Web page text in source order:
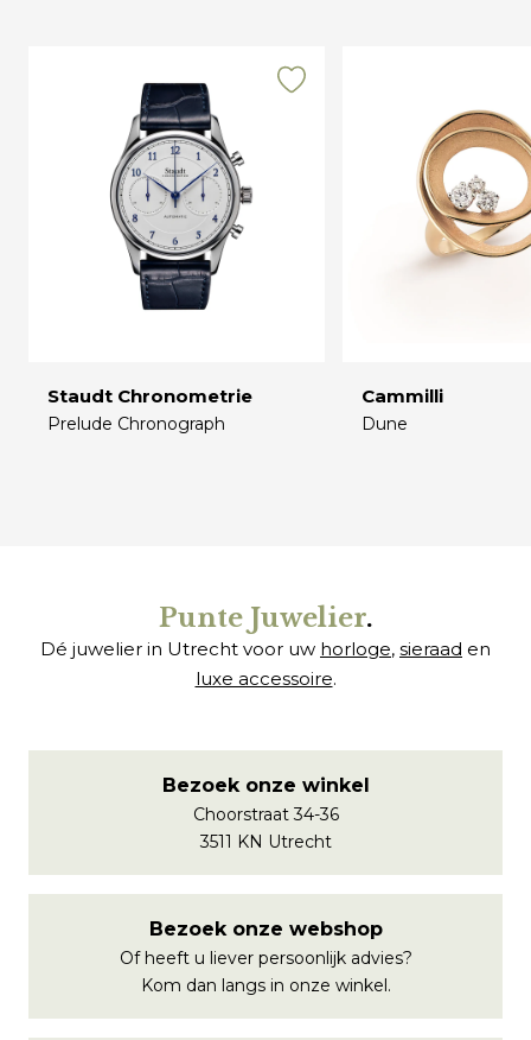
Staudt Chronometrie
Prelude Chronograph
Cammilli
Dune
Punte Juwelier.
Dé juwelier in Utrecht voor uw horloge, sieraad en
luxe accessoire.
Bezoek onze winkel
Choorstraat 34-36
3511 KN Utrecht
Bezoek onze webshop
Of heeft u liever persoonlijk advies?
Kom dan langs in onze winkel.